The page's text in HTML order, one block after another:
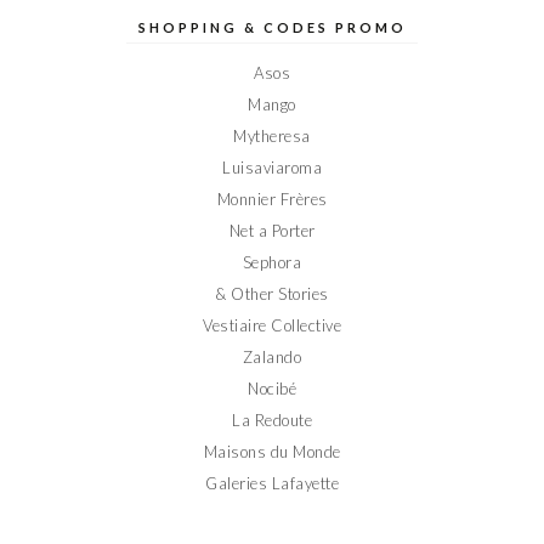
sursur sur sur sur
SHOPPING & CODES PROMO
Asos
Mango
Mytheresa
Luisaviaroma
Monnier Frères
Net a Porter
Sephora
& Other Stories
Vestiaire Collective
Zalando
Nocibé
La Redoute
Maisons du Monde
Galeries Lafayette